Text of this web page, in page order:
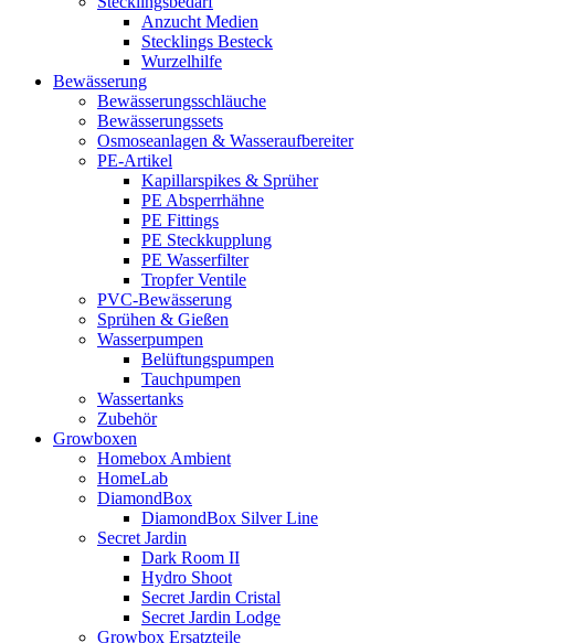
Anzucht Medien
Stecklings Besteck
Wurzelhilfe
Bewässerung
Bewässerungsschläuche
Bewässerungssets
Osmoseanlagen & Wasseraufbereiter
PE-Artikel
Kapillarspikes & Sprüher
PE Absperrhähne
PE Fittings
PE Steckkupplung
PE Wasserfilter
Tropfer Ventile
PVC-Bewässerung
Sprühen & Gießen
Wasserpumpen
Belüftungspumpen
Tauchpumpen
Wassertanks
Zubehör
Growboxen
Homebox Ambient
HomeLab
DiamondBox
DiamondBox Silver Line
Secret Jardin
Dark Room II
Hydro Shoot
Secret Jardin Cristal
Secret Jardin Lodge
Growbox Ersatzteile